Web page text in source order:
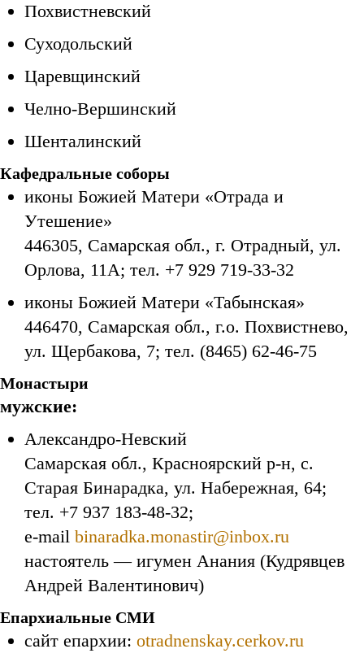
Похвистневский
Суходольский
Царевщинский
Челно-Вершинский
Шенталинский
Кафедральные соборы
иконы Божией Матери «Отрада и
Утешение»
446305, Самарская обл., г. Отрадный, ул.
Орлова, 11А; тел. +7 929 719-33-32
иконы Божией Матери «Табынская»
446470, Самарская обл., г.о. Похвистнево,
ул. Щербакова, 7; тел. (8465) 62-46-75
Монастыри
мужские:
Александро-Невский
Самарская обл., Красноярский р-н, с.
Старая Бинарадка, ул. Набережная, 64;
тел. +7 937 183-48-32;
e-mail binaradka.monastir@inbox.ru
настоятель — игумен Анания (Кудрявцев
Андрей Валентинович)
Епархиальные СМИ
сайт епархии: otradnenskay.cerkov.ru